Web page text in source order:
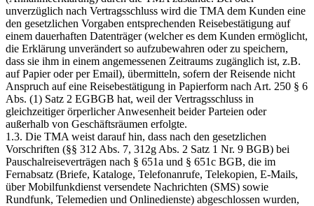
unverzüglich nach Vertragsschluss wird die TMA dem Kunden eine
den gesetzlichen Vorgaben entsprechenden Reisebestätigung auf
einem dauerhaften Datenträger (welcher es dem Kunden ermöglicht,
die Erklärung unverändert so aufzubewahren oder zu speichern,
dass sie ihm in einem angemessenen Zeitraums zugänglich ist, z.B.
auf Papier oder per Email), übermitteln, sofern der Reisende nicht
Anspruch auf eine Reisebestätigung in Papierform nach Art. 250 § 6
Abs. (1) Satz 2 EGBGB hat, weil der Vertragsschluss in
gleichzeitiger örperlicher Anwesenheit beider Parteien oder
außerhalb von Geschäftsräumen erfolgte.
1.3. Die TMA weist darauf hin, dass nach den gesetzlichen
Vorschriften (§§ 312 Abs. 7, 312g Abs. 2 Satz 1 Nr. 9 BGB) bei
Pauschalreiseverträgen nach § 651a und § 651c BGB, die im
Fernabsatz (Briefe, Kataloge, Telefonanrufe, Telekopien, E-Mails,
über Mobilfunkdienst versendete Nachrichten (SMS) sowie
Rundfunk, Telemedien und Onlinedienste) abgeschlossen wurden,